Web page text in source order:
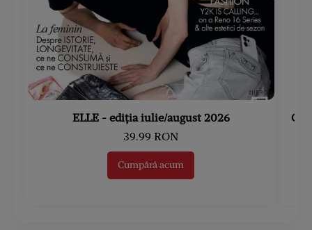
ELLE - ediția iulie/august 2026
39.99 RON
Cumpără acum